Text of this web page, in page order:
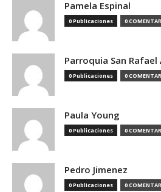
Pamela Espinal
0 Publicaciones 0
Parroquia San Rafael
0 Publicaciones 0
Paula Young
0 Publicaciones 0
Pedro Jimenez
0 Publicaciones 0